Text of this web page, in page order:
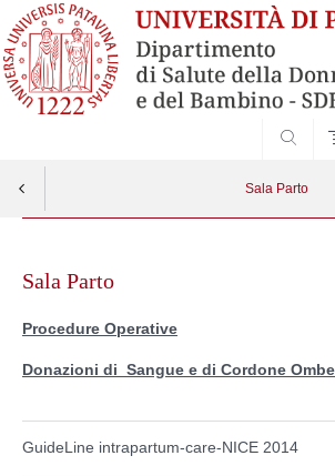
Sala Parto
contentSala Parto
Procedure Operative
Donazioni di Sangue e di Cordone
GuideLine intrapartum-care-NICE 2014